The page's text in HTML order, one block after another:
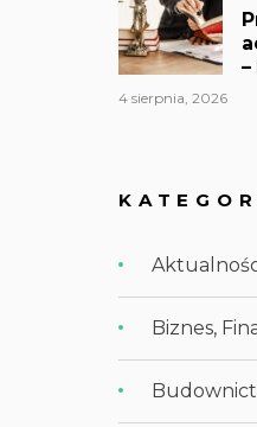
4 sierpnia, 2026
Biznes,